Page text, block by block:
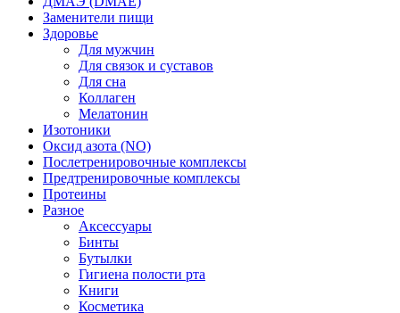
Заменители пищи
Здоровье
Для мужчин
Для связок и суставов
Для сна
Коллаген
Мелатонин
Изотоники
Оксид азота (NO)
Послетренировочные комплексы
Предтренировочные комплексы
Протеины
Разное
Аксессуары
Бинты
Бутылки
Гигиена полости рта
Книги
Косметика